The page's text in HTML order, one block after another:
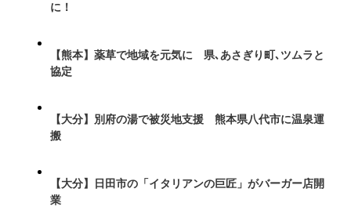
に！
【熊本】薬草で地域を元気に 県､あさぎり町､ツムラと
協定
【大分】別府の湯で被災地支援 熊本県八代市に温泉運
搬
【大分】日田市の「イタリアンの巨匠」がバーガー店開
業